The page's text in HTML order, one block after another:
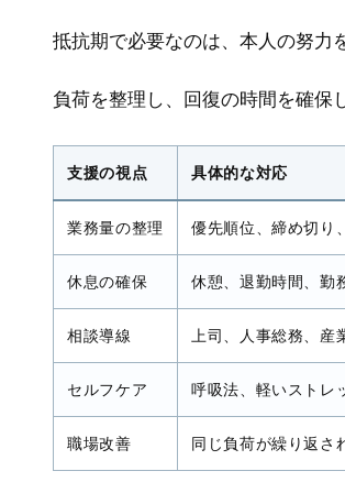
抵抗期で必要なのは、本人の努力
負荷を整理し、回復の時間を確保
支援の視点 具体的な対応
業務量の整理 優先順位、締め切り
休息の確保 休憩、退勤時間、勤
相談導線 上司、人事総務、
セルフケア 呼吸法、軽いストレ
職場改善 同じ負荷が繰り返さ